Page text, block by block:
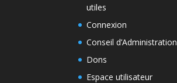
utiles
Connexion
Conseil d’Administration
Dons
Espace utilisateur